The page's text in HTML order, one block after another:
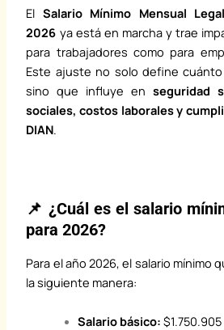
El Salario Mínimo Mensual
2026 ya está en marcha y trae
para trabajadores como para
Este ajuste no solo define
sino que influye en seguridad
sociales, costos laborales y
DIAN.
📌 ¿Cuál es el salario
para 2026?
Para el año 2026, el salario mínimo
la siguiente manera:
Salario básico: $1.750.905